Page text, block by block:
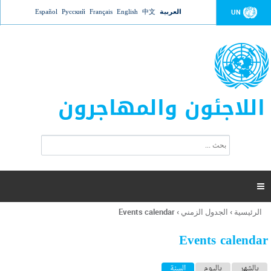
Jump to navigation UN العربية 中文
English
Français
Русский
Español
اللاجئون والمهاجرون
ت
ر
ل
ح
ب

أنت
هنا
الرئيسية › الجدول الزمني ›
Events calendar
Events calendar